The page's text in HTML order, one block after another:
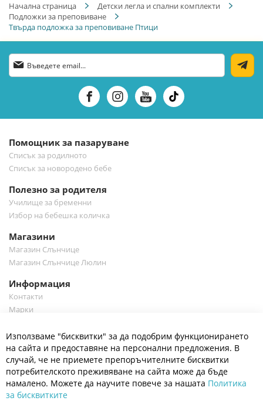
Начална страница
Детски легла и спални комплекти
Подложки за преповиване
Твърда подложка за преповиване Птици
Абонирай
се
бюлетин:
Помощник за пазаруване
Списък за родилното
Списък за новородено бебе
Полезно за родителя
Училище за бременни
Избор на бебешка количка
Магазини
Магазин Слънчице
Магазин Слънчице Люлин
Информация
Контакти
Марки
Полезно
Общи условия
Политика за поверителност
Платформа за OPC
Доставка и плащане
Използваме "бисквитки" за да подобрим функционирането
на сайта и предоставяне на персонални предложения. В
случай, че не приемете препоръчителните бисквитки
потребителското преживяване на сайта може да бъде
намалено. Можете да научите повече за нашата Политика
за бисквитките